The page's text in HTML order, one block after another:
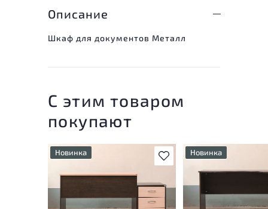
Описание
Шкаф для документов Металл
С этим товаром
покупают
В избранное
Новинка
незначительные следы
эксплуатации, не влияющие
Новинка
У товара
незначительные
эксплуатации, не
на удобство его
использования